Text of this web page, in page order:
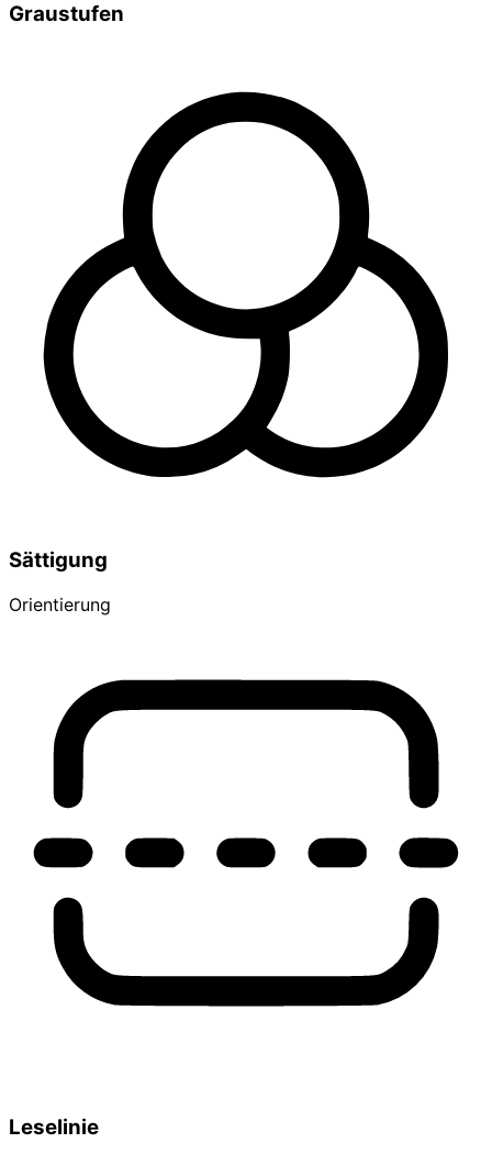
Graustufen
Sättigung
Orientierung
Leselinie